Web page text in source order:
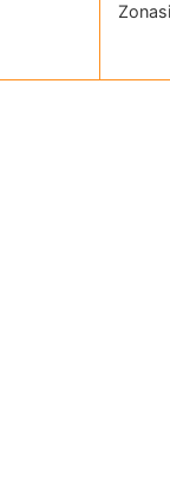
Zonasi